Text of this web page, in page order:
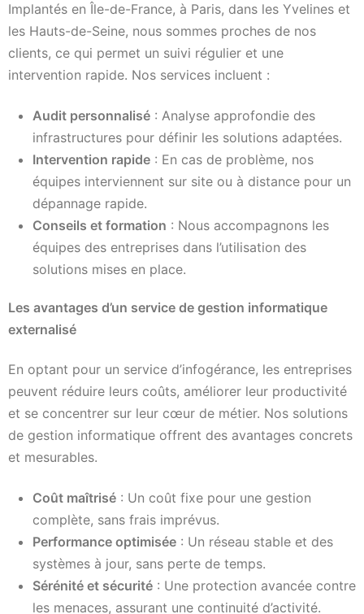
Implantés en Île-de-France, à Paris, dans les Yvelines et
les Hauts-de-Seine, nous sommes proches de nos
clients, ce qui permet un suivi régulier et une
intervention rapide. Nos services incluent :
Audit personnalisé : Analyse approfondie des
infrastructures pour définir les solutions adaptées.
Intervention rapide : En cas de problème, nos
équipes interviennent sur site ou à distance pour un
dépannage rapide.
Conseils et formation : Nous accompagnons les
équipes des entreprises dans l’utilisation des
solutions mises en place.
Les avantages d’un service de gestion informatique
externalisé
En optant pour un service d’infogérance, les entreprises
peuvent réduire leurs coûts, améliorer leur productivité
et se concentrer sur leur cœur de métier. Nos solutions
de gestion informatique offrent des avantages concrets
et mesurables.
Coût maîtrisé : Un coût fixe pour une gestion
complète, sans frais imprévus.
Performance optimisée : Un réseau stable et des
systèmes à jour, sans perte de temps.
Sérénité et sécurité : Une protection avancée contre
les menaces, assurant une continuité d’activité.